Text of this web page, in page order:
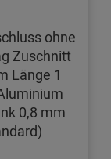
ohne
Zuschnitt
Länge 1
0,8 mm